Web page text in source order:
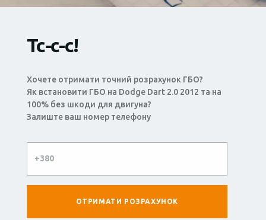
Тс-с-с!
Хочете отримати точний розрахунок ГБО?
Як встановити ГБО на Dodge Dart 2.0 2012 та на
100% без шкоди для двигуна?
Залиште ваш номер телефону